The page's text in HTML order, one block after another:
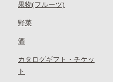
果物(フルーツ)
野菜
酒
カタログギフト・チケッ
ト